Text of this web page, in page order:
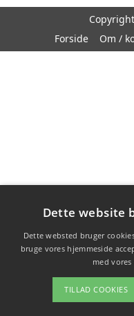
Forside
Om /
Dette website
Dette websted bruger
bruge vores hjemmeside
med
TILLAD COOKIES